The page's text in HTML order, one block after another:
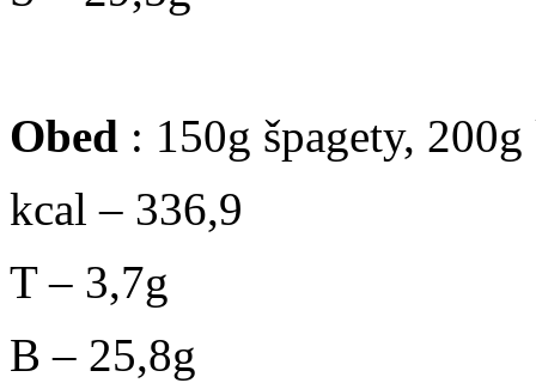
Obed : 150g špagety,
kcal – 336,9
T – 3,7g
B – 25,8g